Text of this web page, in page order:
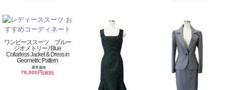
ワンピーススーツ ブルー
ジオメトリー / Blue
Collarless Jacket & Dress in
Geometric Pattern
通常価格
78,000円(税別)